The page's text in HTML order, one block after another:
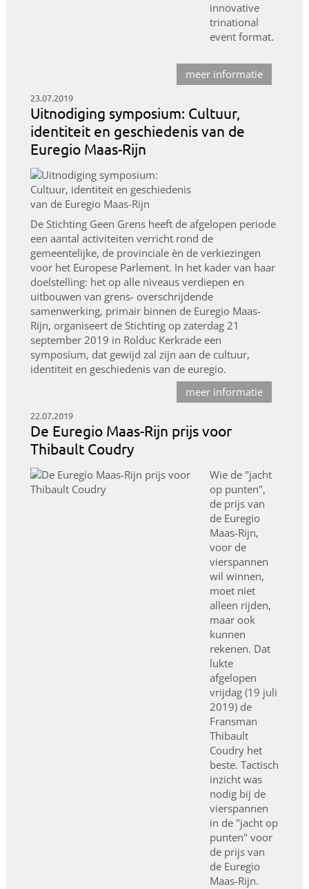
innovative
trinational
event format.
meer informatie
23.07.2019
Uitnodiging symposium: Cultuur,
identiteit en geschiedenis van de
Euregio Maas-Rijn
De Stichting Geen Grens heeft de afgelopen periode
een aantal activiteiten verricht rond de
gemeentelijke, de provinciale èn de verkiezingen
voor het Europese Parlement. In het kader van haar
doelstelling: het op alle niveaus verdiepen en
uitbouwen van grens- overschrijdende
samenwerking, primair binnen de Euregio Maas-
Rijn, organiseert de Stichting op zaterdag 21
september 2019 in Rolduc Kerkrade een
symposium, dat gewijd zal zijn aan de cultuur,
identiteit en geschiedenis van de euregio.
meer informatie
22.07.2019
De Euregio Maas-Rijn prijs voor
Thibault Coudry
Wie de "jacht
op punten",
de prijs van
de Euregio
Maas-Rijn,
voor de
vierspannen
wil winnen,
moet niet
alleen rijden,
maar ook
kunnen
rekenen. Dat
lukte
afgelopen
vrijdag (19 juli
2019) de
Fransman
Thibault
Coudry het
beste. Tactisch
inzicht was
nodig bij de
vierspannen
in de "jacht op
punten" voor
de prijs van
de Euregio
Maas-Rijn.